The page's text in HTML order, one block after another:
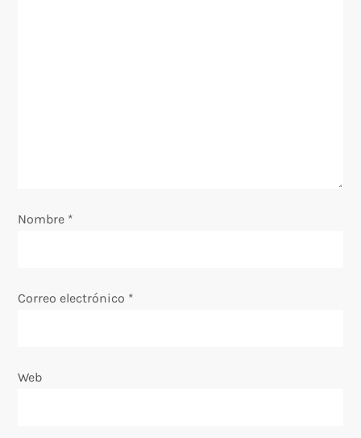
n
r
d
Nombre *
Correo electrónico *
Web